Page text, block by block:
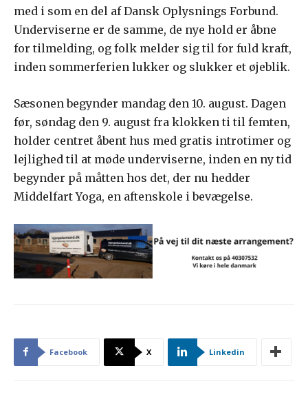
med i som en del af Dansk Oplysnings Forbund.
Underviserne er de samme, de nye hold er åbne
for tilmelding, og folk melder sig til for fuld kraft,
inden sommerferien lukker og slukker et øjeblik.
Sæsonen begynder mandag den 10. august. Dagen
før, søndag den 9. august fra klokken ti til femten,
holder centret åbent hus med gratis introtimer og
lejlighed til at møde underviserne, inden en ny tid
begynder på måtten hos det, der nu hedder
Middelfart Yoga, en aftenskole i bevægelse.
Facebook X Linkedin